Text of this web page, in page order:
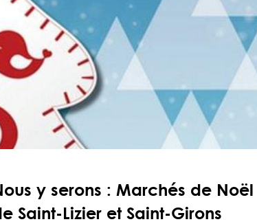
y serons : Marchés de Noël
Saint-Lizier et Saint-Girons